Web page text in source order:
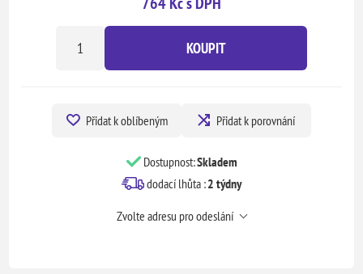
KOUPIT
Přidat k oblíbeným Přidat k porovnání
Dostupnost:Skladem
dodací lhůta :2 týdny
Zvolte adresu pro odeslání